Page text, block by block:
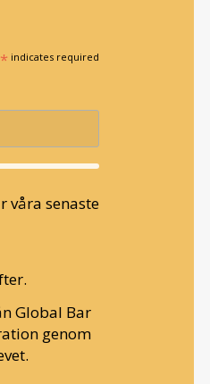
* indicates required
våra senaste
Global Bar
genom